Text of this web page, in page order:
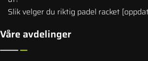
Slik velger du riktig padel racket
Våre avdelinger